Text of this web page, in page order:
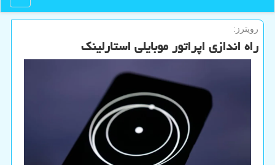
رویترز:
راه اندازی اپراتور موبایلی استارلینک